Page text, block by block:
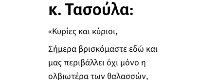
κ. Τασούλα:
«Κυρίες και κύριοι,
Σήμερα βρισκόμαστε εδώ και
μας περιβάλλει όχι μόνο η
ολβιωτέρα των θαλασσών,